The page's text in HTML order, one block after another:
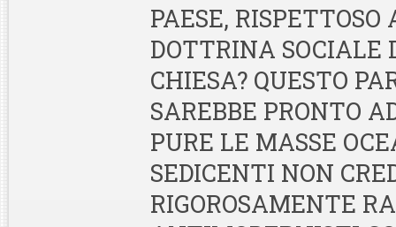
PAESE,
DOTTRINA SOCIALE
CHIESA? QUESTO
SAREBBE PRONTO
PURE LE MASSE
SEDICENTI NON
RIGOROSAMENTE